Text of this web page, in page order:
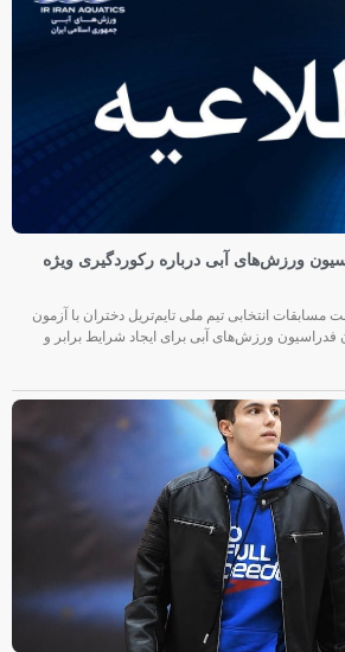
ورزش‌های آبی درباره رکوردگیری ویژه
مسابقات انتخابی تیم ملی تایم‌تریل دختران با آزمون
ورزش‌های آبی برای ایجاد شرایط برابر و